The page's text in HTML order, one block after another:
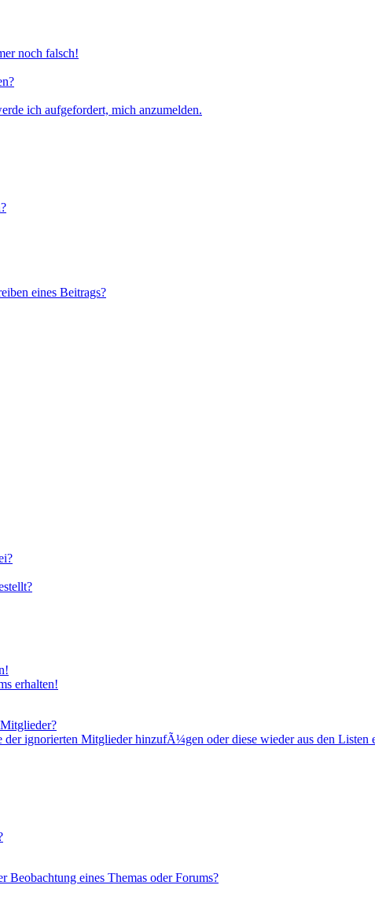
noch falsch!
ich aufgefordert, mich anzumelden.
eines Beitrags?
erhalten!
ignorierten Mitglieder hinzufÃ¼gen oder diese wieder aus den Listen
Beobachtung eines Themas oder Forums?